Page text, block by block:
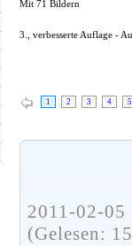
Mit 71 Bildern
3., verbesserte Auflage -
1 2 3 4 5
2011-02-
(Gelesen: